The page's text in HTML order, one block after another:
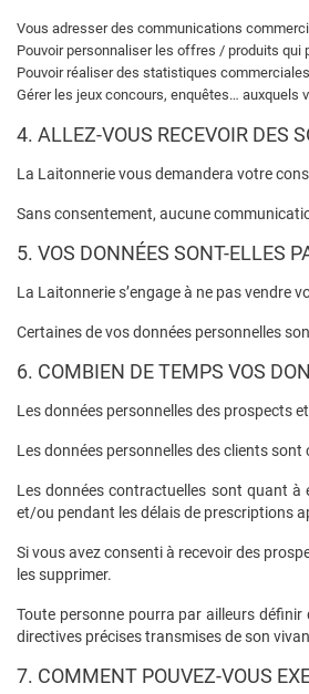
Vous adresser des communications
Pouvoir personnaliser les offres / produits qui
Pouvoir réaliser des statistiques
Gérer les jeux concours, enquêtes… auxquels
4. ALLEZ-VOUS RECEVOIR DES
La Laitonnerie vous demandera votre
Sans consentement, aucune
5. VOS DONNÉES SONT-ELLES
La Laitonnerie s’engage à ne pas vendre
Certaines de vos données personnelles
6. COMBIEN DE TEMPS VOS
Les données personnelles des prospects
Les données personnelles des clients
Les données contractuelles sont quant à
et/ou pendant les délais de prescriptions
Si vous avez consenti à recevoir des
les supprimer.
Toute personne pourra par ailleurs définir
directives précises transmises de son
7. COMMENT POUVEZ-VOUS